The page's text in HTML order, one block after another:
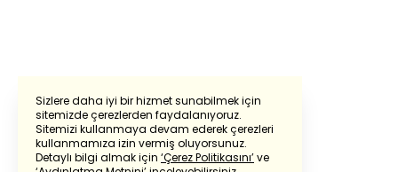
Sizlere daha iyi bir hizmet sunabilmek için
sitemizde çerezlerden faydalanıyoruz.
Sitemizi kullanmaya devam ederek çerezleri
kullanmamıza izin vermiş oluyorsunuz.
Detaylı bilgi almak için ‘Çerez Politikasını’ve
Powered by Translate